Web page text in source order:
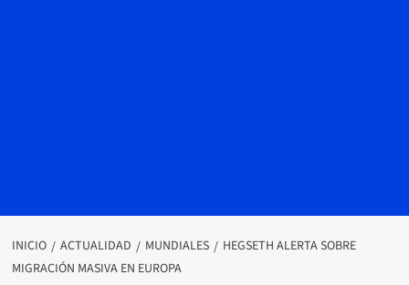
INICIO ACTUALIDAD MUNDIALES
HEGSETH ALERTA SOBRE
MIGRACIÓN MASIVA EN EUROPA